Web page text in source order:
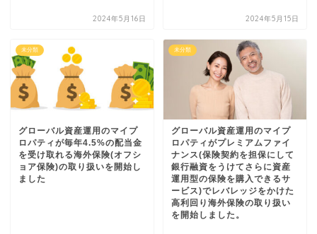
2024年5月16日 2024年5月15日
未分類
グローバル資産運用のマイプ
ロパティが毎年4.5%の配当金
を受け取れる海外保険(オフシ
ョア保険)の取り扱いを開始し
ました
未分類
グローバル資産運用のマイプ
ロパティがプレミアムファイ
ナンス(保険契約を担保にして
銀行融資をうけてさらに資産
運用型の保険を購入できるサ
ービス)でレバレッジをかけた
高利回り海外保険の取り扱い
を開始しました。